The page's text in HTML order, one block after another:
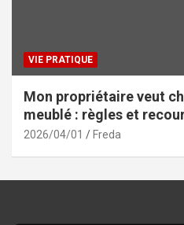
VIE PRATIQUE
Mon propriétaire veut
meublé : règles et
2026/04/01 Freda